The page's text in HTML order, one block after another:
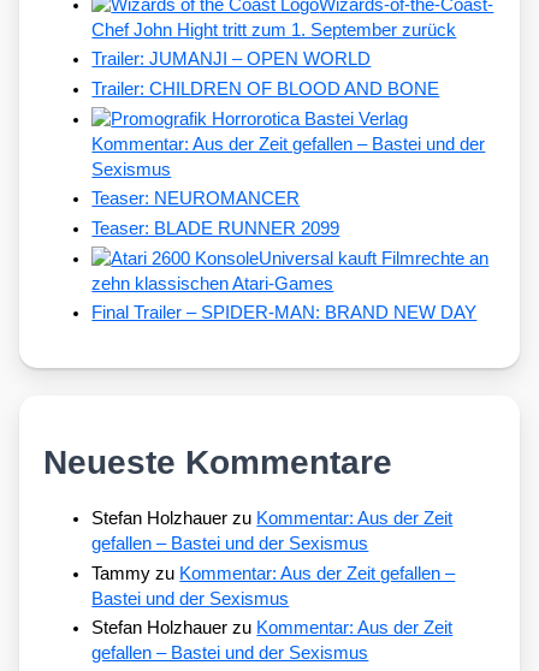
Wizards-of-the-Coast-
Chef John Hight tritt zum 1. September zurück
Trailer: JUMANJI – OPEN WORLD
Trailer: CHILDREN OF BLOOD AND BONE
Kommentar: Aus der Zeit gefallen – Bastei und der
Sexismus
Teaser: NEUROMANCER
Teaser: BLADE RUNNER 2099
Universal kauft Filmrechte an
zehn klassischen Atari-Games
Final Trailer – SPIDER-MAN: BRAND NEW DAY
Neueste Kommentare
Stefan Holzhauer zu Kommentar: Aus der Zeit
gefallen – Bastei und der Sexismus
Tammy zu Kommentar: Aus der Zeit gefallen –
Bastei und der Sexismus
Stefan Holzhauer zu Kommentar: Aus der Zeit
gefallen – Bastei und der Sexismus